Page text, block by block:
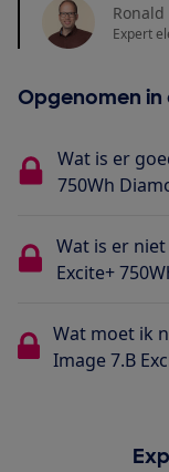
Ronald
Expert
Opgenomen
Wat is er
750Wh
Wat is er
Excite+
Wat moet ik
Image 7.B